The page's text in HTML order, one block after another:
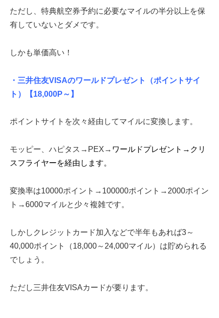
ただし、特典航空券予約に必要なマイルの半分以上を保
有していないとダメです。
しかも単価高い！
・三井住友VISAのワールドプレゼント（ポイントサイ
ト）
【18,000P～】
ポイントサイトを次々経由してマイルに変換します。
モッピー、ハピタス→PEX→ ワールドプレゼント→クリ
スフライヤーを経由します。
変換率は10000ポイント→100000ポイント→2000ポイン
ト→6000マイルと少々複雑です。
しかしクレジットカード加入などで半年もあれば3～
40,000ポイント（18,000～24,000マイル）は貯められる
でしょう。
ただし三井住友VISAカードが要ります。